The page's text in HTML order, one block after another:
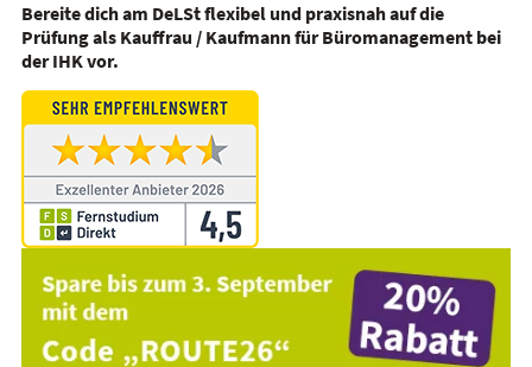
Bereite dich am DeLSt flexibel und praxisnah auf die
Prüfung als Kauffrau / Kaufmann für Büromanagement bei
der IHK vor.